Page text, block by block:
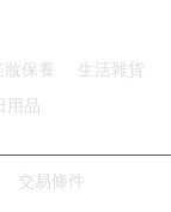
妝保養
生活雜貨
用品
交易條件